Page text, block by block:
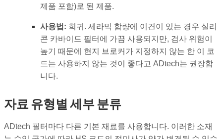
제품 포함)로 된 제품.
사용법: 희귀. 세라믹 함량에 이견이 있는 경우 실리
콘 카바이드 필터에 가끔 사용되지만, 검사 위험이
높기 때문에 현지 브로커가 지정하지 않는 한 이 코
드는 사용하지 않는 것이 좋다고 ADtech는 권장합
니다.
자료 유형별 세부 분류
ADtech 필터마다 다른 기본 재료를 사용합니다. 이러한 소재